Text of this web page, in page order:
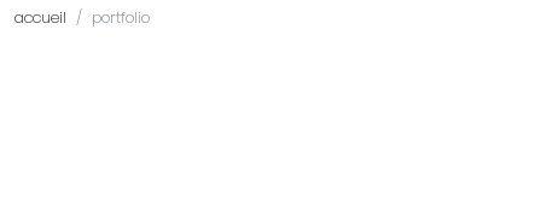
accueil portfolio